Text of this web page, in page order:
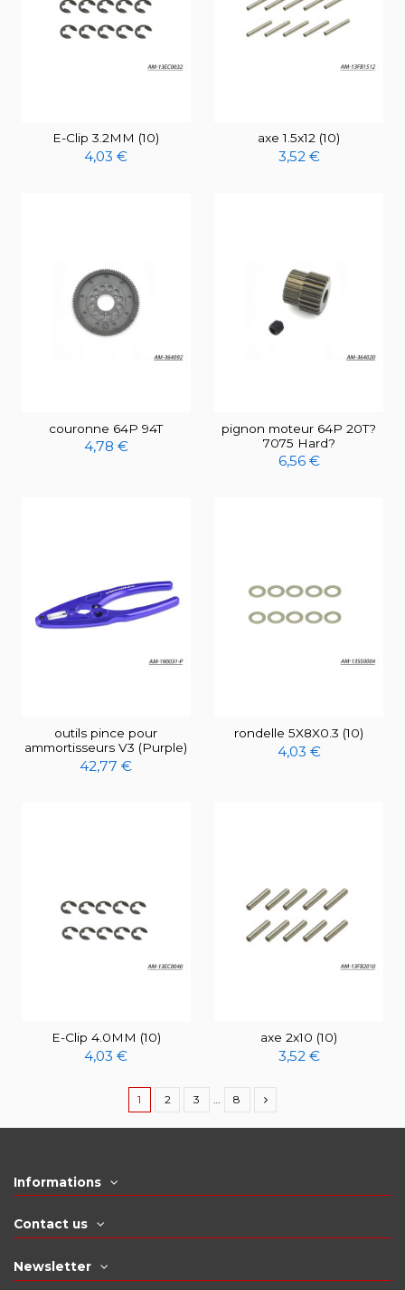
E-Clip 3.2MM (10)
4,03 €
axe 1.5x12 (10)
3,52 €
couronne 64P 94T
4,78 €
pignon moteur 64P 20T?
7075 Hard?
6,56 €
outils pince pour
ammortisseurs V3 (Purple)
42,77 €
rondelle 5X8X0.3 (10)
4,03 €
E-Clip 4.0MM (10)
4,03 €
axe 2x10 (10)
3,52 €
1 2 3 … 8
Informations
Contact us
Newsletter